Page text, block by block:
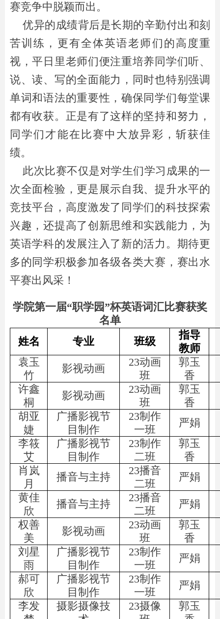
赛竞争中脱颖而出。
优异的成绩背后是长期的辛勤付出和刻
苦训练，更有全体英语老师们的高度重
视，平日里老师们便注重培养同学们听、
说、读、写的全面能力，同时也特别强调
单词和语法的重要性，确保同学们每堂课
都有收获。正是有了这样的坚持和努力，
同学们才能在比赛中大放异彩，斩获佳
绩。
此次比赛不仅是对学生们学习成果的一
次全面检验，更是展示自我、提升水平的
竞技平台，高度激发了同学们的科技探索
兴趣，还提高了创新思维和实践能力，为
英语学科的发展注入了新的活力。期待更
多的同学积极参加各级各类大赛，赛出水
平赛出风采！
学院第一届“职学园”杯英语词汇比赛获奖
名单
姓名
专业 班级
指导
教师
袁玉
竹
影视动画
23动画
班
郭玉
香
许鑫
桐
影视动画
23动画
班
郭玉
香
胡亚
婕
广播影视节
目制作
23制作
一班
严娟
李筱
艾
广播影视节
目制作
23制作
二班
郭玉
香
肖岚
月
播音与主持
23播音
二班
严娟
黄佳
欣
播音与主持
23播音
二班
严娟
权善
美
影视动画
23动画
班
郭玉
香
刘星
雨
广播影视节
目制作
23制作
一班
严娟
郝可
欣
广播影视节
目制作
23制作
一班
严娟
李发
摄影摄像技
23摄像
郭玉